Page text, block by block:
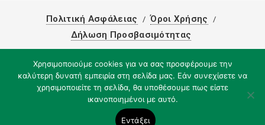
Πολιτική Ασφάλειας
Όροι Χρήσης
Δήλωση Προσβασιμότητας
Χρησιμοποιούμε cookies για να σας προσφέρουμε την
καλύτερη δυνατή εμπειρία στη σελίδα μας. Εάν συνεχίσετε να
χρησιμοποιείτε τη σελίδα, θα υποθέσουμε πως είστε
ικανοποιημένοι με αυτό.
Εντάξει